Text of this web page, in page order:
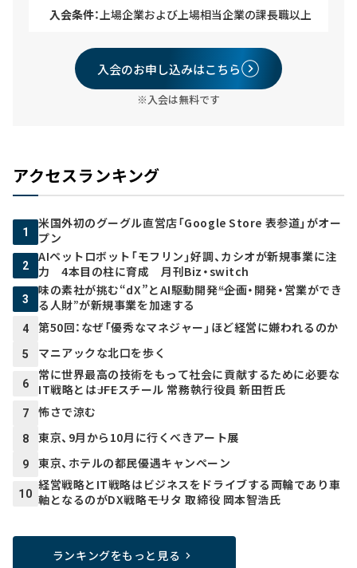
入会条件：上場企業および上場相当企業の課長職以上
入会のお申し込みはこちら
※入会は無料です
アクセスランキング
1
米国外初のグーグル直営店「Google Store 表参道」がオー
プン
2
AIペットロボット「モフリン」好調、カシオが新規事業に注
力 4本目の柱に育成 月刊Biz・switch
3
味の素社が挑む“dX”とAI駆動開発――“企画・開発・営業ができ
る人財”が新規事業を加速する
4 第50回：なぜ「優秀なマネジャー」ほど経営に嫌われるのか
5 マニアックな北口を歩く
6
常に世界最高の技術をもって社会に貢献するために必要な
IT戦略とは――JFEスチール 常務執行役員 新田哲氏
7 怖さで涼む
8 東京、9月から10月に行くべきアート展
9 東京、ホテルの都民優遇キャンペーン
10
経営戦略とIT戦略はビジネスをドライブする両輪であり車
軸となるのがDX戦略――モリタ 取締役 岡本智浩氏
ランキングをもっと見る